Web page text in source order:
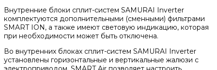
Внутренние блоки сплит-систем SAMURAI Inverter
комплектуются дополнительными (сменными) фильтрами
SMART ION, а также имеют световую индикацию, которая
при необходимости может быть отключена.
Во внутренних блоках сплит-систем SAMURAI Inverter
установлены горизонтальные и вертикальные жалюзи с